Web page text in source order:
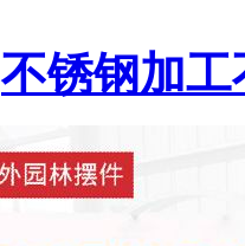
不锈钢加工